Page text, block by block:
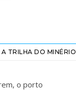
A TRILHA DO MINÉRIO
o porto